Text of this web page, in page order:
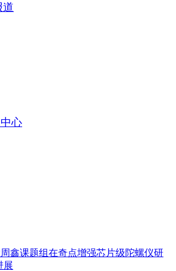
道
心
鑫课题组在奇点增强芯片级陀螺仪研
展